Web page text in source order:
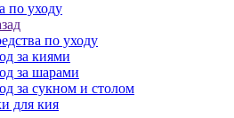
по уходу
по уходу
за киями
за шарами
за сукном и столом
для кия